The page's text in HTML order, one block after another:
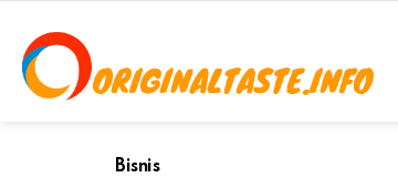
Bisnis